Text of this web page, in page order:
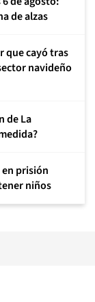
de alzas
que cayó tras
navideño
de La
prisión
niños